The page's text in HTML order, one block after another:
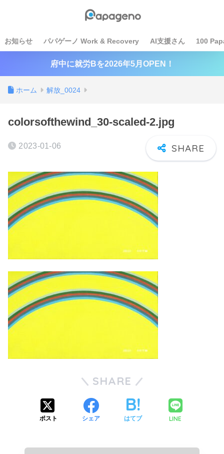
お知らせ パパゲーノ Work & Recovery AI支援さん 100
府中に就労Bを2026年5月OPEN！
ホーム 解放_0024
colorsofthewind_30-scaled-2.jpg
2023-01-06
SHARE
ポスト シェア はてブ LINE